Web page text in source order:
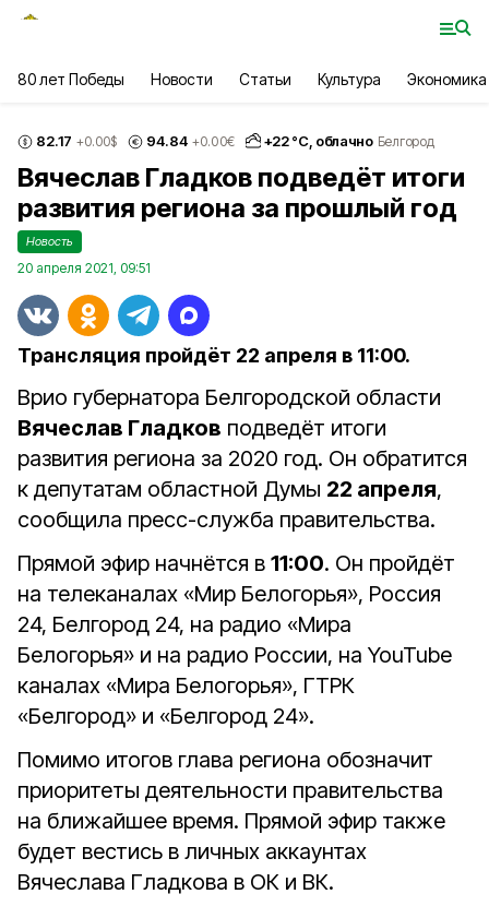
80 лет Победы Новости Статьи Культура Экономика
82.17 +0.00$ 94.84 +0.00€ +22°С, облачно Белгород
Вячеслав Гладков подведёт итоги
развития региона за прошлый год
Новость
20 апреля 2021, 09:51
Трансляция пройдёт 22 апреля в 11:00.
Врио губернатора Белгородской области
Вячеслав Гладков подведёт итоги
развития региона за 2020 год. Он обратится
к депутатам областной Думы 22 апреля,
сообщила пресс-служба правительства.
Прямой эфир начнётся в 11:00. Он пройдёт
на телеканалах «Мир Белогорья», Россия
24, Белгород 24, на радио «Мира
Белогорья» и на радио России, на YouTube
каналах «Мира Белогорья», ГТРК
«Белгород» и «Белгород 24».
Помимо итогов глава региона обозначит
приоритеты деятельности правительства
на ближайшее время. Прямой эфир также
будет вестись в личных аккаунтах
Вячеслава Гладкова в ОК и ВК.